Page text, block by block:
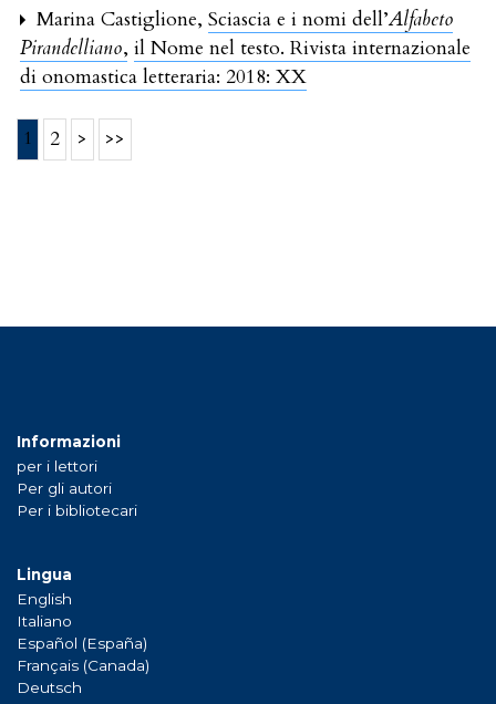
Marina Castiglione, Sciascia e i nomi dell’Alfabeto
Pirandelliano, il Nome nel testo. Rivista internazionale
di onomastica letteraria: 2018: XX
1 2 > >>
Informazioni
per i lettori
Per gli autori
Per i bibliotecari
Lingua
English
Italiano
Español (España)
Français (Canada)
Deutsch